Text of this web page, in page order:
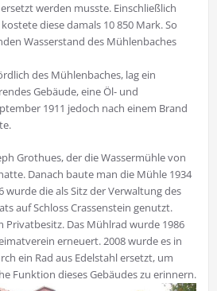
werden musste. Einschließlich
diese damals 10 850 Mark. So
Wasserstand des Mühlenbaches
des Mühlenbaches, lag ein
Gebäude, eine Öl- und
1911 jedoch nach einem Brand
Grothues, der die Wassermühle von
Danach baute man die Mühle 1934
wurde die als Sitz der Verwaltung des
auf Schloss Crassenstein genutzt.
Privatbesitz. Das Mühlrad wurde 1986
erneuert. 2008 wurde es in
ein Rad aus Edelstahl ersetzt, um
Funktion dieses Gebäudes zu erinnern.